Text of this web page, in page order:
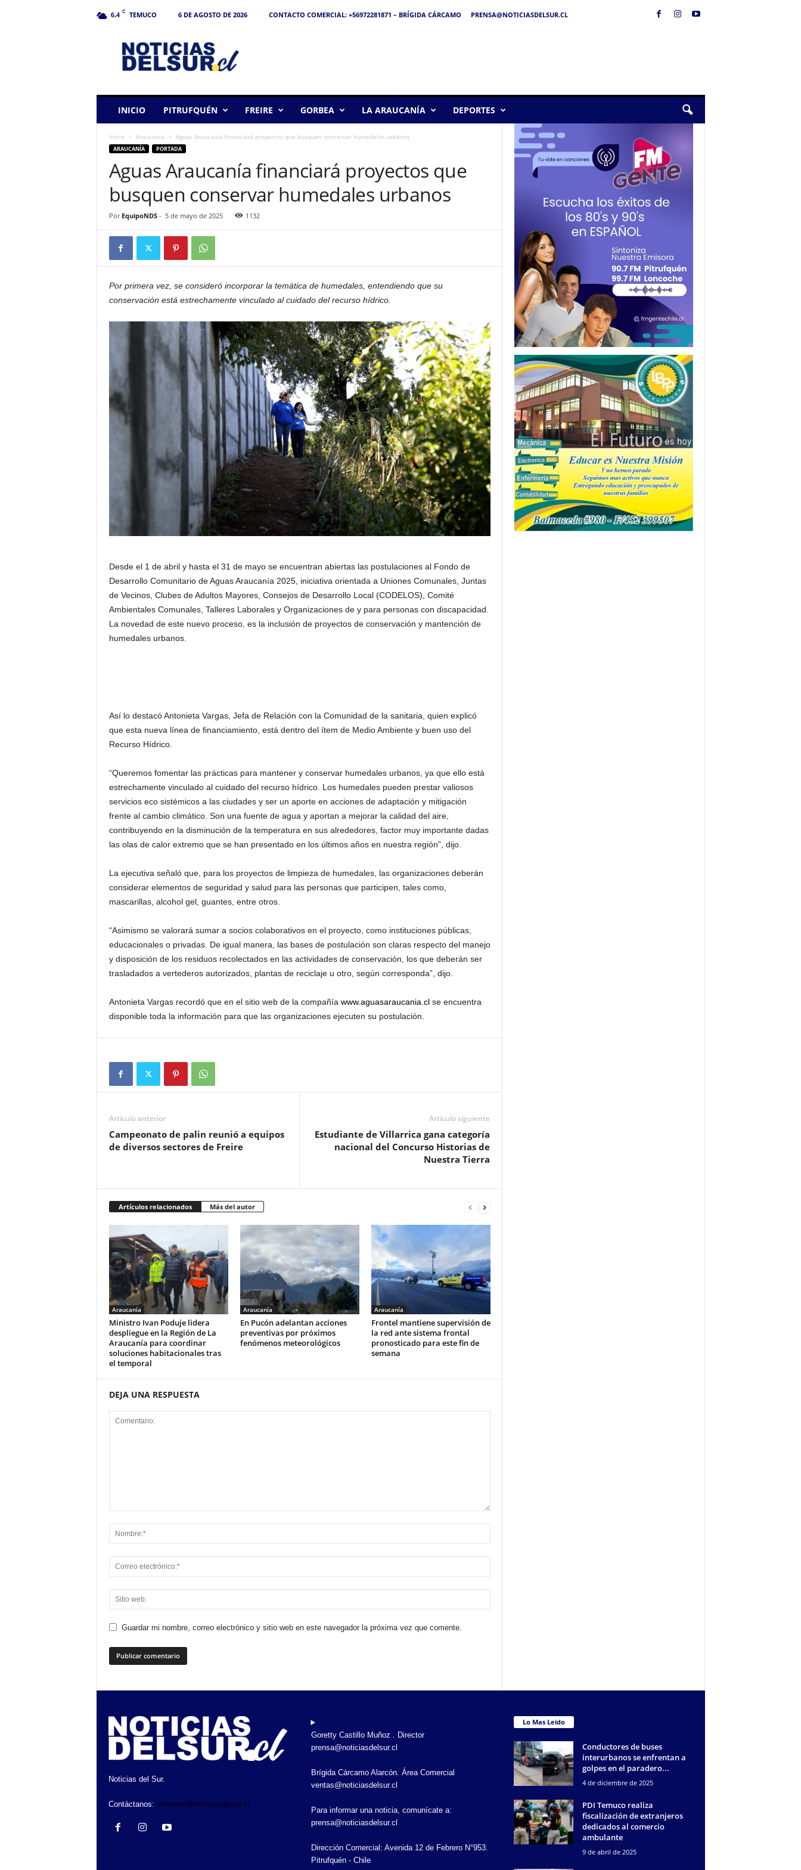
6.4 C TEMUCO 6 DE AGOSTO DE 2026 CONTACTO COMERCIAL: +56972281871 – BRÍGIDA CÁRCAMO
PRENSA@NOTICIASDELSUR.CL
INICIO PITRUFQUÉN FREIRE GORBEA LA ARAUCANÍA DEPORTES
Inicio Araucanía Aguas Araucanía financiará proyectos que busquen conservar humedales urbanos
ARAUCANÍA PORTADA
Aguas Araucanía financiará proyectos que
busquen conservar humedales urbanos
Por EquipoNDS- 5 de mayo de 2025 1132
Por primera vez, se consideró incorporar la temática de humedales, entendiendo que su
conservación está estrechamente vinculado al cuidado del recurso hídrico.
Desde el 1 de abril y hasta el 31 de mayo se encuentran abiertas las postulaciones al Fondo de
Desarrollo Comunitario de Aguas Araucanía 2025, iniciativa orientada a Uniones Comunales, Juntas
de Vecinos, Clubes de Adultos Mayores, Consejos de Desarrollo Local (CODELOS), Comité
Ambientales Comunales, Talleres Laborales y Organizaciones de y para personas con discapacidad.
La novedad de este nuevo proceso, es la inclusión de proyectos de conservación y mantención de
humedales urbanos.
Así lo destacó Antonieta Vargas, Jefa de Relación con la Comunidad de la sanitaria, quien explicó
que esta nueva línea de financiamiento, está dentro del ítem de Medio Ambiente y buen uso del
Recurso Hídrico.
“Queremos fomentar las prácticas para mantener y conservar humedales urbanos, ya que ello está
estrechamente vinculado al cuidado del recurso hídrico. Los humedales pueden prestar valiosos
servicios eco sistémicos a las ciudades y ser un aporte en acciones de adaptación y mitigación
frente al cambio climático. Son una fuente de agua y aportan a mejorar la calidad del aire,
contribuyendo en la disminución de la temperatura en sus alrededores, factor muy importante dadas
las olas de calor extremo que se han presentado en los últimos años en nuestra región”, dijo.
La ejecutiva señaló que, para los proyectos de limpieza de humedales, las organizaciones deberán
considerar elementos de seguridad y salud para las personas que participen, tales como,
mascarillas, alcohol gel, guantes, entre otros.
“Asimismo se valorará sumar a socios colaborativos en el proyecto, como instituciones públicas,
educacionales o privadas. De igual manera, las bases de postulación son claras respecto del manejo
y disposición de los residuos recolectados en las actividades de conservación, los que deberán ser
trasladados a vertederos autorizados, plantas de reciclaje u otro, según corresponda”, dijo.
Antonieta Vargas recordó que en el sitio web de la compañía www.aguasaraucania.clse encuentra
disponible toda la información para que las organizaciones ejecuten su postulación.
Artículo anterior
Campeonato de palin reunió a equipos
de diversos sectores de Freire
Artículo siguiente
Estudiante de Villarrica gana categoría
nacional del Concurso Historias de
Nuestra Tierra
Artículos relacionados Más del autor
Araucanía
Ministro Ivan Poduje lidera
despliegue en la Región de La
Araucanía para coordinar
soluciones habitacionales tras
el temporal
Araucanía
En Pucón adelantan acciones
preventivas por próximos
fenómenos meteorológicos
Araucanía
Frontel mantiene supervisión de
la red ante sistema frontal
pronosticado para este fin de
semana
DEJA UNA RESPUESTA
Guardar mi nombre, correo electrónico y sitio web en este navegador la próxima vez que comente.
Noticias del Sur.
Contáctanos: contacto@noticiasdelsur.cl
Goretty Castillo Muñoz . Director
prensa@noticiasdelsur.cl
Brígida Cárcamo Alarcón. Área Comercial
ventas@noticiasdelsur.cl
Para informar una noticia, comunícate a:
prensa@noticiasdelsur.cl
Dirección Comercial: Avenida 12 de Febrero N°953.
Pitrufquén - Chile
Lo Mas Leido
Conductores de buses
interurbanos se enfrentan a
golpes en el paradero...
4 de diciembre de 2025
PDI Temuco realiza
fiscalización de extranjeros
dedicados al comercio
ambulante
9 de abril de 2025